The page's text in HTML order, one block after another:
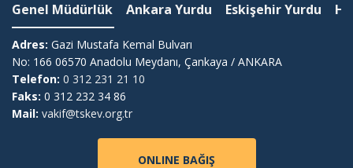
Genel Müdürlük Ankara Yurdu Eskişehir Yurdu
Adres: Gazi Mustafa Kemal Bulvarı
No: 166 06570 Anadolu Meydanı, Çankaya / ANKARA
Telefon: 0 312 231 21 10
Faks: 0 312 232 34 86
Mail: vakif@tskev.org.tr
ONLINE BAĞIŞ